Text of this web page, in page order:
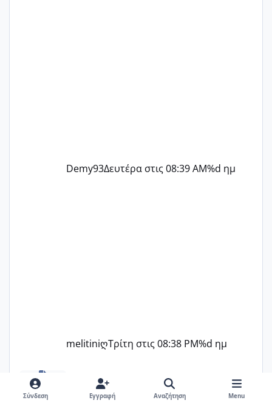
Demy93Δευτέρα στις 08:39 AM%d ημ
melitiniღΤρίτη στις 08:38 PM%d ημ
ΠΑΙΔΙΚΟΙ ΣΤΑΘΜΟΙ ΜΕ ΕΣΠΑ
Βρεφικοί Σταθμοί, Νταντάδες,
Παιδότοποι, Πάρτυ
Σύνδεση Εγγραφή Αναζήτηση Menu